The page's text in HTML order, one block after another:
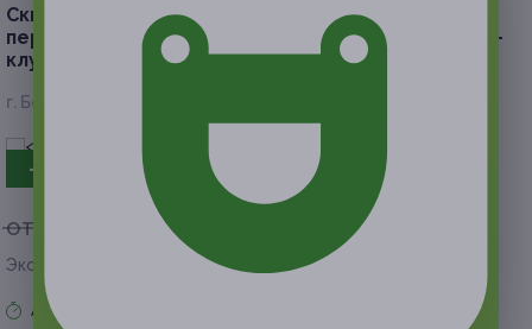
Скидка до 50%. 1 или 2 месяца посещения
персональных тренировок с тренером в фитнес-
клубе Genetics-Pro
г. Белгород, ул. Попова, д. 102
- 50%
от 6 000 руб.
Экономия от 3 000 руб.
Акция завершена